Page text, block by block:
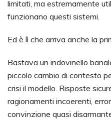
limitati, ma estremamente
funzionano questi sistemi.
Ed è lì che arriva anche la
Bastava un indovinello
piccolo cambio di contesto
crisi il modello. Risposte
ragionamenti incoerenti,
convinzione quasi